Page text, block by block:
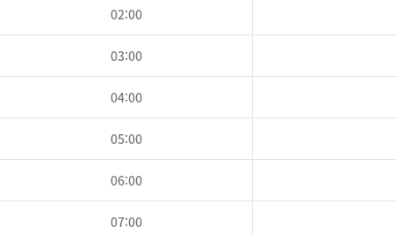
02:00
03:00
04:00
05:00
06:00
07:00